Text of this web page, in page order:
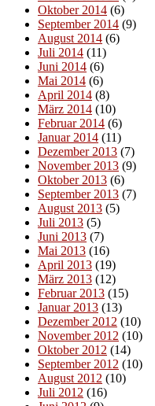
Oktober 2014 (6)
September 2014 (9)
August 2014 (6)
Juli 2014 (11)
Juni 2014 (6)
Mai 2014 (6)
April 2014 (8)
März 2014 (10)
Februar 2014 (6)
Januar 2014 (11)
Dezember 2013 (7)
November 2013 (9)
Oktober 2013 (6)
September 2013 (7)
August 2013 (5)
Juli 2013 (5)
Juni 2013 (7)
Mai 2013 (16)
April 2013 (19)
März 2013 (12)
Februar 2013 (15)
Januar 2013 (13)
Dezember 2012 (10)
November 2012 (10)
Oktober 2012 (14)
September 2012 (10)
August 2012 (10)
Juli 2012 (16)